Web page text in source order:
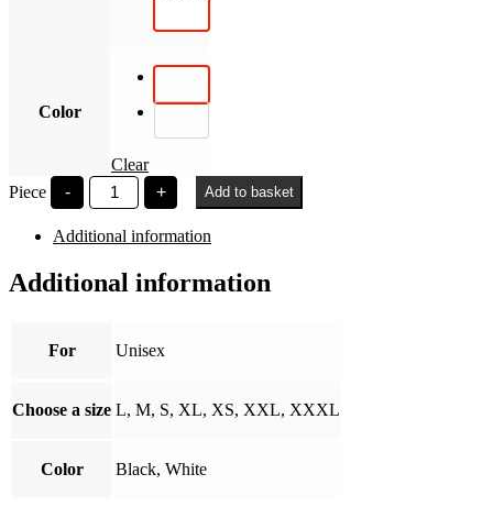
Color
Clear
Piece
-
University
of
címerrel
+ Add to basket
Additional information
Additional information
For Unisex
Choose a size L, M, S, XL, XS, XXL, XXXL
Color Black, White